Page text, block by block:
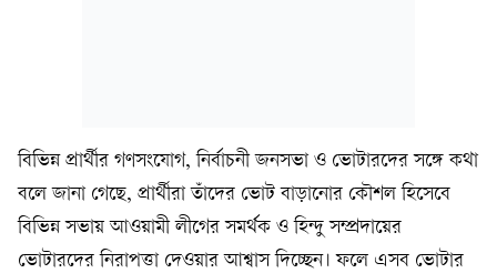
বিভিন্ন প্রার্থীর গণসংযোগ, নির্বাচনী জনসভা ও ভোটারদের সঙ্গে কথা
বলে জানা গেছে, প্রার্থীরা তাঁদের ভোট বাড়ানোর কৌশল হিসেবে
বিভিন্ন সভায় আওয়ামী লীগের সমর্থক ও হিন্দু সম্প্রদায়ের
ভোটারদের নিরাপত্তা দেওয়ার আশ্বাস দিচ্ছেন। ফলে এসব ভোটার